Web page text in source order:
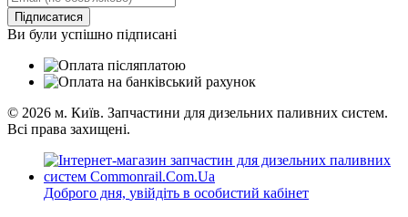
Підписатися
Ви були успішно підписані
© 2026 м. Київ. Запчастини для дизельних паливних систем.
Всі права захищені.
Доброго дня, увійдіть в особистий кабінет